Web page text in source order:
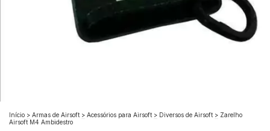
Início > Armas de Airsoft > Acessórios para Airsoft > Diversos de Airsoft > Zarelho
Airsoft M4 Ambidestro